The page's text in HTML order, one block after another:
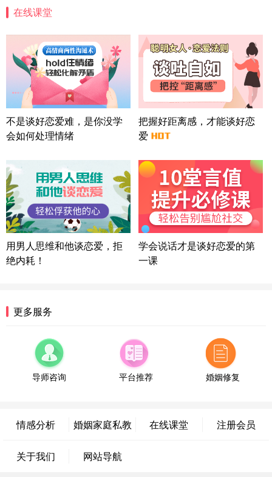
情感方案
北京-朝阳 151****3189
22分钟前
微信用户 巧?媚儿 通过此页面咨询，已获得专属情感
方案
上海-浦东 177****9074
56分钟前
微信用户 Liberty 通过此页面咨询，已获得专属情感
方案
广东-广州 188****5632
湖北-武汉 135****7410
41分钟前
微信用户 困困魚? 通过此页面咨询，已获得专属情感
方案
陕西-西安 139****6283
3分钟前
情感方案
浙江-宁波 150****8921
福建-厦门 159****4462
53分钟前
微信用户 凌乱小羊 通过此页面咨询，已获得专属情
辽宁-大连 176****2843
39分钟前
属情感方案
在线课堂
不是谈好恋爱难，是你没学
会如何处理情绪
把握好距离感，才能谈好恋
爱
用男人思维和他谈恋爱，拒
绝内耗！
学会说话才是谈好恋爱的第
一课
更多服务
导师咨询 平台推荐 婚姻修复
情感分析 婚姻家庭私教 在线课堂 注册会员
关于我们 网站导航